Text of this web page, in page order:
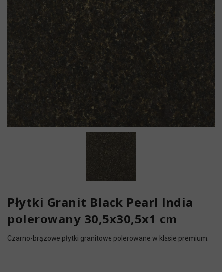
Płytki Granit Black Pearl India
polerowany 30,5x30,5x1 cm
Czarno-brązowe płytki granitowe polerowane w klasie premium.